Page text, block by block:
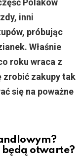
Polaków
inni
próbując
Właśnie
roku wraca z
zrobić zakupy tak
się na poważne
będą otwarte?